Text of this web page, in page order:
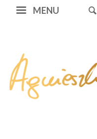
MENU